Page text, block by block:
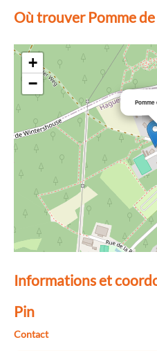
Où trouver Pomme
Pomme
+
−
Informations et
Pin
Contact